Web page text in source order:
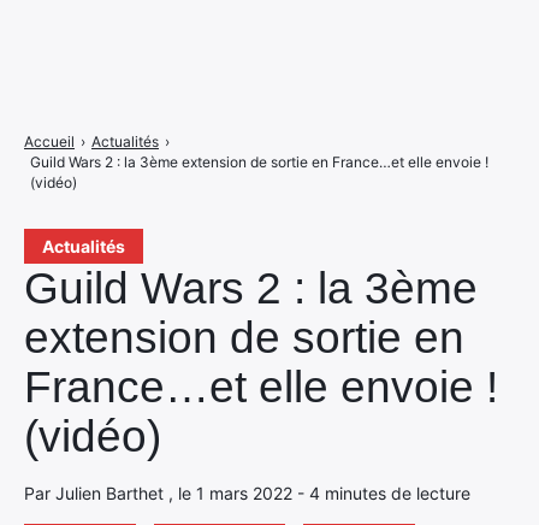
Actualités
Guild Wars 2 : la 3ème
extension de sortie en
France…et elle envoie !
(vidéo)
Par Julien Barthet , le 1 mars 2022 - 4 minutes de lecture
Accueil › Actualités ›
Guild Wars 2 : la 3ème extension de sortie en France…et elle envoie !
(vidéo)